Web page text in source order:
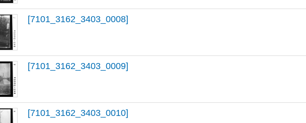
[7101_3162_3403_0008]
[7101_3162_3403_0009]
[7101_3162_3403_0010]